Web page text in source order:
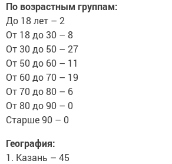
По возрастным группам:
До 18 лет – 2
От 18 до 30 – 8
От 30 до 50 – 27
От 50 до 60 – 11
От 60 до 70 – 19
От 70 до 80 – 6
От 80 до 90 – 0
Старше 90 – 0
География:
1. Казань – 45